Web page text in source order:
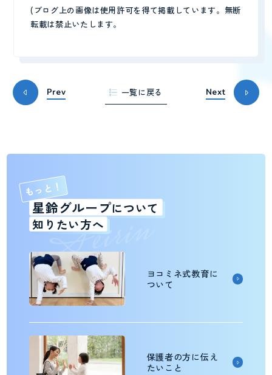
(ブログ上の画像は使用許可を得て掲載しています。無断
転載は禁止いたします。
Prev 一覧に戻る Next
Se
i
r
i
n
もっと！
星鈴グループについて
知りたい方へ
ヨコミネ式教育に
ついて
保護者の方に伝え
たいこと